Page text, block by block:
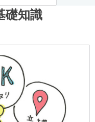
礎知識